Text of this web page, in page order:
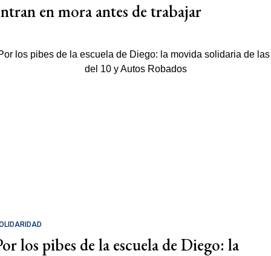
en mora antes de trabajar
los pibes de la escuela de Diego: la